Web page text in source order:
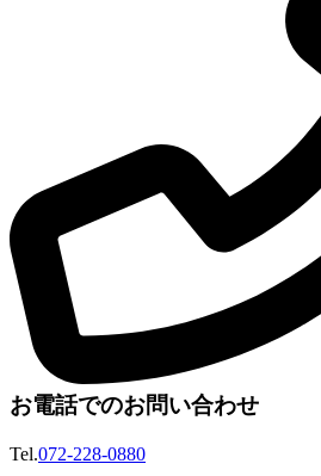
お電話でのお問い合わせ
Tel.072-228-0880